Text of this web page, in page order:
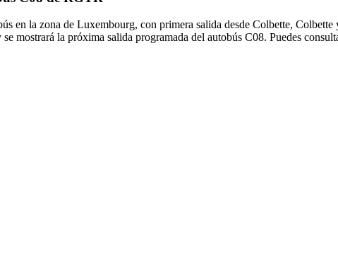
en la zona de Luxembourg, con primera salida desde Colbette,
mostrará la próxima salida programada del autobús C08. Puedes